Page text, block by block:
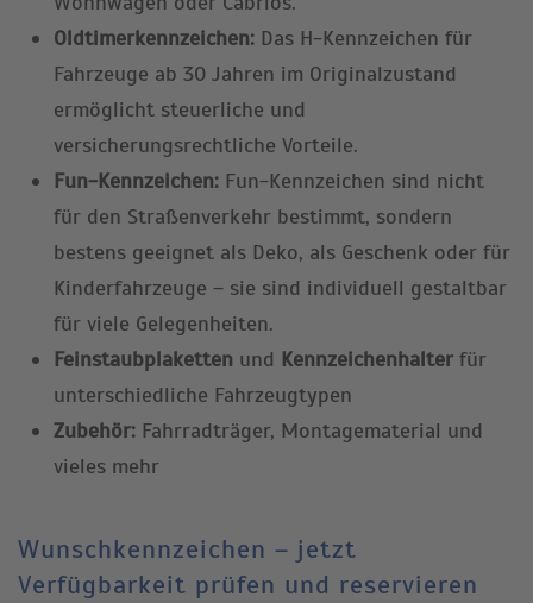
Oldtimerkennzeichen: Das H-Kennzeichen für
Fahrzeuge ab 30 Jahren im Originalzustand
ermöglicht steuerliche und
versicherungsrechtliche Vorteile.
Fun-Kennzeichen: Fun-Kennzeichen sind nicht
für den Straßenverkehr bestimmt, sondern
bestens geeignet als Deko, als Geschenk oder für
Kinderfahrzeuge – sie sind individuell gestaltbar
für viele Gelegenheiten.
Feinstaubplaketten und Kennzeichenhalter für
unterschiedliche Fahrzeugtypen
Zubehör: Fahrradträger, Montagematerial und
vieles mehr
Wunschkennzeichen – jetzt
Verfügbarkeit prüfen und reservieren